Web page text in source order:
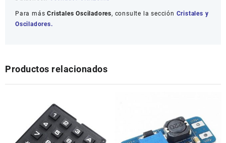
Para másCristales Osciladores, consulte la sección Cristales y
Osciladores.
Productos relacionados